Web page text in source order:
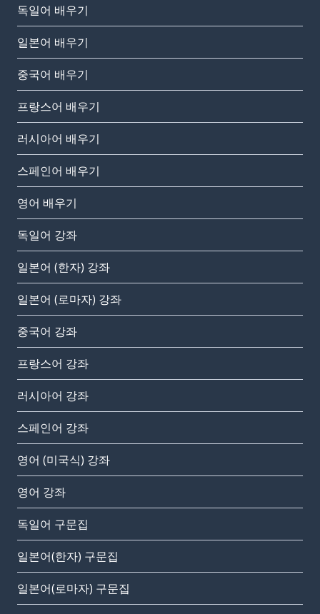
독일어 배우기
일본어 배우기
중국어 배우기
프랑스어 배우기
러시아어 배우기
스페인어 배우기
영어 배우기
독일어 강좌
일본어 (한자) 강좌
일본어 (로마자) 강좌
중국어 강좌
프랑스어 강좌
러시아어 강좌
스페인어 강좌
영어 (미국식) 강좌
영어 강좌
독일어 구문집
일본어(한자) 구문집
일본어(로마자) 구문집